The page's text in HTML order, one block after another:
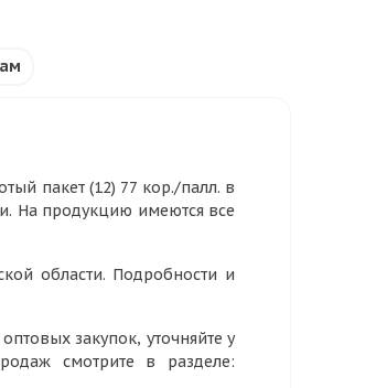
пакет (12) 77 кор./палл. в
На продукцию имеются все
области. Подробности и
закупок, уточняйте у
смотрите в разделе: